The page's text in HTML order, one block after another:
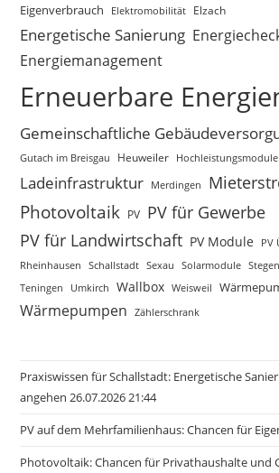
Eigenverbrauch Elektromobilität Elzach
Energetische Sanierung
Energiemanagement
Erneuerbare
Gemeinschaftliche
Gutach im Breisgau
Heuweiler Hochleistungsmodule
Ladeinfrastruktur Merdingen
Photovoltaik PV PV für Gewerbe
PV für Landwirtschaft PV Module
PV
Rheinhausen
Schallstadt Sexau Solarmodule Stegen
Teningen
Umkirch Wallbox Weisweil
Wärmepumpen Zählerschrank
Praxiswissen für Schallstadt: Energetische
angehen 26.07.2026 21:44
PV auf dem Mehrfamilienhaus: Chancen für
Photovoltaik: Chancen für Privathaushalte und